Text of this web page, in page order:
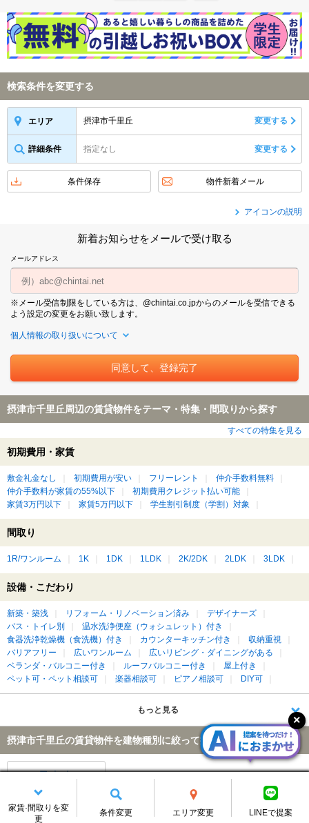
家賃·間取りを変
更
条件変更 エリア変更 LINEで提案
検索条件を変更する
エリア 摂津市千里丘 変更する
詳細条件 指定なし 変更する
条件保存 物件新着メール
アイコンの説明
新着お知らせをメールで受け取る
メールアドレス
※メール受信制限をしている方は、@chintai.co.jpからのメールを受信できる
よう設定の変更をお願い致します。
個人情報の取り扱いについて
摂津市千里丘周辺の賃貸物件をテーマ・特集・間取りから探す
すべての特集を見る
初期費用・家賃
敷金礼金なし 初期費用が安い フリーレント
仲介手数料無料
仲介手数料が家賃の55%以下
初期費用クレジット払い可能
家賃3万円以下
家賃5万円以下 学生割引制度（学割）対象
間取り
1R/ワンルーム 1K 1DK 1LDK 2K/2DK 2LDK 3LDK
設備・こだわり
新築・築浅 リフォーム・リノベーション済み
デザイナーズ
バス・トイレ別
温水洗浄便座（ウォシュレット）付き
食器洗浄乾燥機（食洗機）付き
カウンターキッチン付き
収納重視
バリアフリー
広いワンルーム
広いリビング・ダイニングがある
ベランダ・バルコニー付き
ルーフバルコニー付き
屋上付き
ペット可・ペット相談可
楽器相談可 ピアノ相談可 DIY可
もっと見る
摂津市千里丘の賃貸物件を建物種別に絞って探す
アパート